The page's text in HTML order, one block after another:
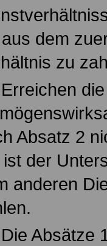
dem
zu
die
Absatz 2
ist der
anderen
Absätze